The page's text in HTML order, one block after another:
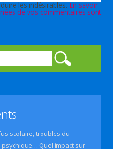
les indésirables.En savoir
de vos commentaires sont
scolaire, troubles du
Quel impact sur